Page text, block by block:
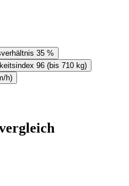
35 %
96 (bis 710 kg)
h)